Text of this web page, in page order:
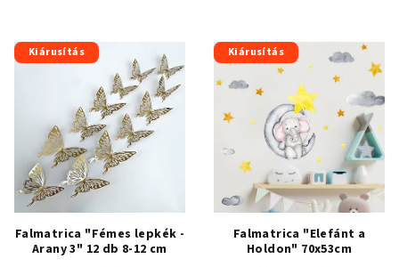
Kiárusítás
Falmatrica "Fémes lepkék -
Arany 3" 12 db 8-12 cm
Kiárusítás
Falmatrica "Elefánt a
Holdon" 70x53cm